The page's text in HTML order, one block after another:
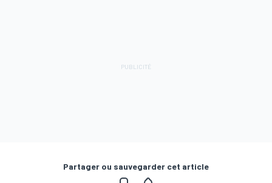
Partager ou sauvegarder cet article